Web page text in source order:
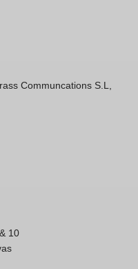
Communcations S.L,
10